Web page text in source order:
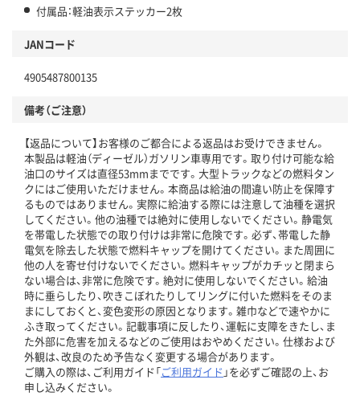
付属品：軽油表示ステッカー2枚
JANコード
4905487800135
備考（ご注意）
【返品について】お客様のご都合による返品はお受けできません。
本製品は軽油（ディーゼル）ガソリン車専用です。取り付け可能な給
油口のサイズは直径53mmまでです。大型トラックなどの燃料タン
クにはご使用いただけません。本商品は給油の間違い防止を保障す
るものではありません。実際に給油する際には注意して油種を選択
してください。他の油種では絶対に使用しないでください。静電気
を帯電した状態での取り付けは非常に危険です。必ず、帯電した静
電気を除去した状態で燃料キャップを開けてください。また周囲に
他の人を寄せ付けないでください。燃料キャップがカチッと閉まら
ない場合は、非常に危険です。絶対に使用しないでください。給油
時に垂らしたり、吹きこぼれたりしてリングに付いた燃料をそのま
まにしておくと、変色変形の原因となります。雑巾などで速やかに
ふき取ってください。記載事項に反したり、運転に支障をきたし、ま
た外部に危害を加えるなどのご使用はおやめください。仕様および
外観は、改良のため予告なく変更する場合があります。
ご購入の際は、ご利用ガイド「ご利用ガイド 」を必ずご確認の上、お
申し込みください。